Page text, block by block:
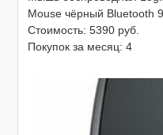
Mouse чёрный Bluetooth
Стоимость: 5390 руб.
Покупок за месяц: 4
Купон: Скидка 300
Код: 300SALE123
Описание: Скидка 300